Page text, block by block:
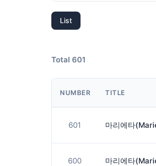
List
Total 601
NUMBER TITLE
601
600 마리에타